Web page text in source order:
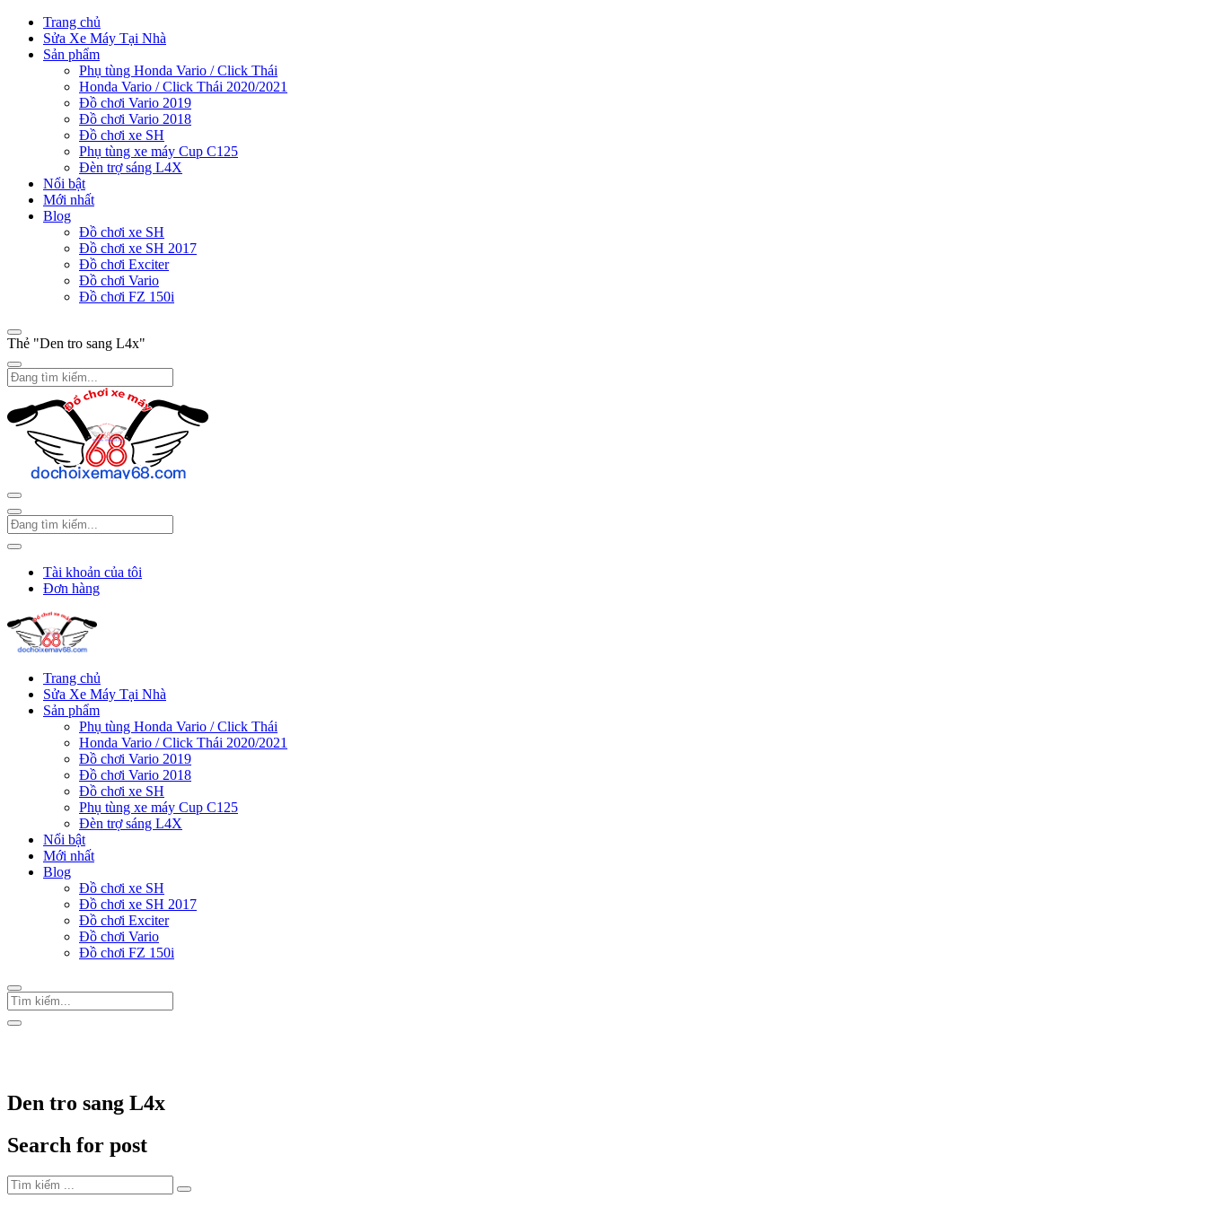
Trang chủ
Sửa Xe Máy Tại Nhà
Sản phẩm
Phụ tùng Honda Vario / Click Thái
Honda Vario / Click Thái 2020/2021
Đồ chơi Vario 2019
Đồ chơi Vario 2018
Đồ chơi xe SH
Phụ tùng xe máy Cup C125
Đèn trợ sáng L4X
Nổi bật
Mới nhất
Blog
Đồ chơi xe SH
Đồ chơi xe SH 2017
Đồ chơi Exciter
Đồ chơi Vario
Đồ chơi FZ 150i
Thẻ "Den tro sang L4x"
Tài khoản của tôi
Đơn hàng
Trang chủ
Sửa Xe Máy Tại Nhà
Sản phẩm
Phụ tùng Honda Vario / Click Thái
Honda Vario / Click Thái 2020/2021
Đồ chơi Vario 2019
Đồ chơi Vario 2018
Đồ chơi xe SH
Phụ tùng xe máy Cup C125
Đèn trợ sáng L4X
Nổi bật
Mới nhất
Blog
Đồ chơi xe SH
Đồ chơi xe SH 2017
Đồ chơi Exciter
Đồ chơi Vario
Đồ chơi FZ 150i
Den tro sang L4x
Search for post